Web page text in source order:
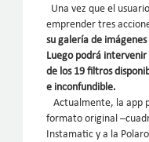
Una vez que el
emprender tres
su galería de
Luego podrá
de los 19 filtros
e inconfundible.
Actualmente, la app
formato original
Instamatic y a la